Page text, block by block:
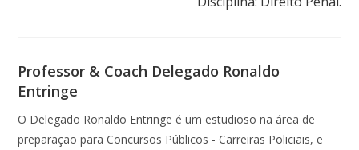
Professor & Coach Delegado Ronaldo
Entringe
O Delegado Ronaldo Entringe é um estudioso na área de
preparação para Concursos Públicos - Carreiras Policiais, e